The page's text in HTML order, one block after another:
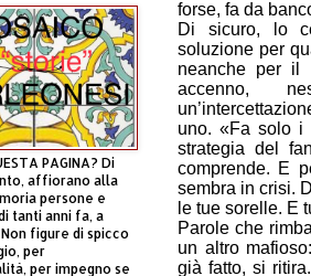
forse, fa da
Di sicuro, lo
soluzione per
neanche per il
accenno,
uno. «Fa solo i
strategia del
comprende. E
sembra in crisi.
le tue sorelle. E
Parole che
un altro
già fatto, si
PAGINA? Di
affiorano alla
persone e
tanti anni fa, a
figure di spicco
per
per impegno se